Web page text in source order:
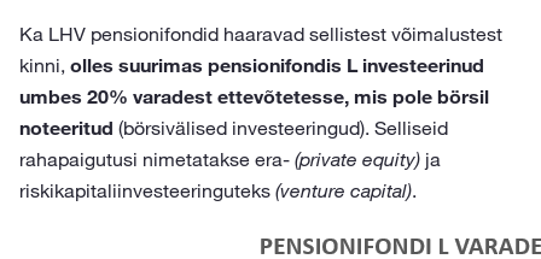
Ka LHV pensionifondid haaravad sellistest võimalustest
kinni, olles suurimas pensionifondis L investeerinud
umbes 20% varadest ettevõtetesse, mis pole börsil
noteeritud (börsivälised investeeringud). Selliseid
rahapaigutusi nimetatakse era- (private equity) ja
riskikapitaliinvesteeringuteks (venture capital).